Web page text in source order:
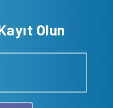
Olun